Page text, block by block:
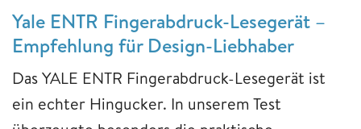
Yale ENTR Fingerabdruck-Lesegerät –
Empfehlung für Design-Liebhaber
Das YALE ENTR Fingerabdruck-Lesegerät ist
ein echter Hingucker. In unserem Test